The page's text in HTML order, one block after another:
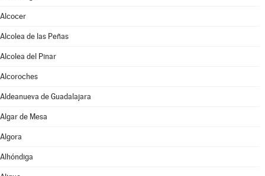
Alcocer
Alcolea de las Peñas
Alcolea del Pinar
Alcoroches
Aldeanueva de Guadalajara
Algar de Mesa
Algora
Alhóndiga